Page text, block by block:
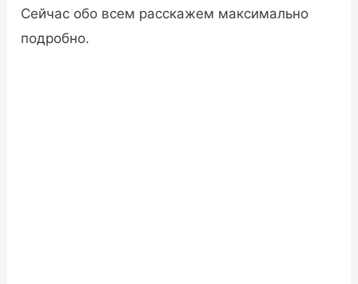
Сейчас обо всем расскажем максимально
подробно.